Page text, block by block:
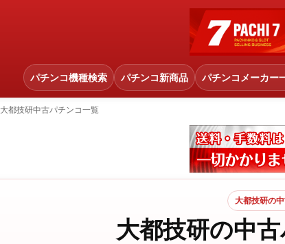
パチンコ機種検索 パチンコ新商品 パチンコメーカー
大都技研中古パチンコ一覧
大都技研の
大都技研の中